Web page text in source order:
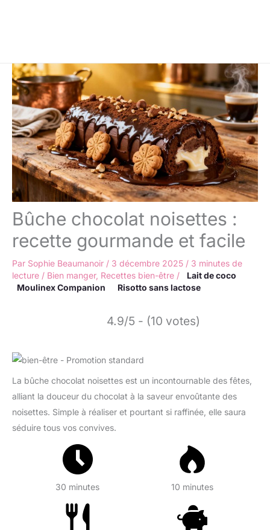
Bûche chocolat noisettes :
recette gourmande et facile
Par Sophie Beaumanoir / 3 décembre 2025 / 3 minutes de
lecture / Bien manger, Recettes bien-être /
Lait de coco
Moulinex Companion
Risotto sans lactose
4.9/5 - (10 votes)
La bûche chocolat noisettes est un incontournable des fêtes,
alliant la douceur du chocolat à la saveur envoûtante des
noisettes. Simple à réaliser et pourtant si raffinée, elle saura
séduire tous vos convives.
30 minutes 10 minutes